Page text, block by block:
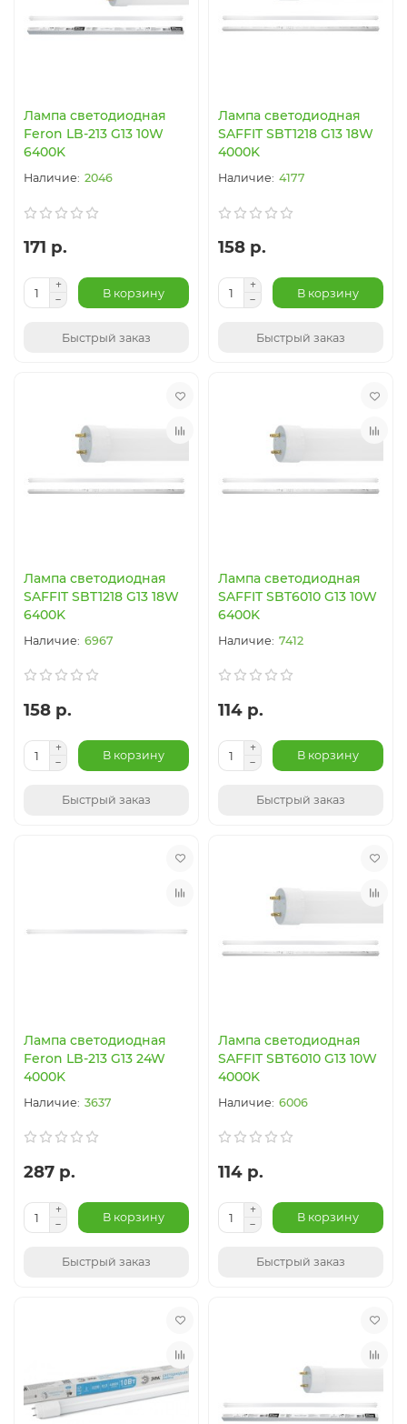
Лампа светодиодная
Feron LB-213 G13 10W
6400K
2046
171 р.
В корзину
Быстрый заказ
Лампа светодиодная
SAFFIT SBT1218 G13 18W
4000K
4177
158 р.
В корзину
Быстрый заказ
Лампа светодиодная
SAFFIT SBT1218 G13 18W
6400K
6967
158 р.
В корзину
Быстрый заказ
Лампа светодиодная
SAFFIT SBT6010 G13 10W
6400K
7412
114 р.
В корзину
Быстрый заказ
Лампа светодиодная
Feron LB-213 G13 24W
4000K
3637
287 р.
В корзину
Быстрый заказ
Лампа светодиодная
SAFFIT SBT6010 G13 10W
4000K
6006
114 р.
В корзину
Быстрый заказ